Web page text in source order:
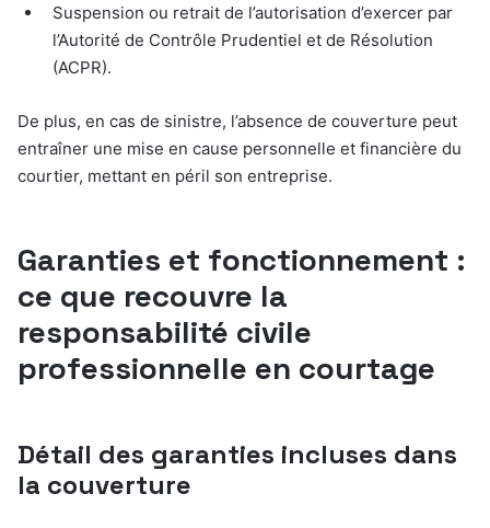
Suspension ou retrait de l’autorisation d’exercer par
l’Autorité de Contrôle Prudentiel et de Résolution
(ACPR).
De plus, en cas de sinistre, l’absence de couverture peut
entraîner une mise en cause personnelle et financière du
courtier, mettant en péril son entreprise.
Garanties et fonctionnement :
ce que recouvre la
responsabilité civile
professionnelle en courtage
Détail des garanties incluses dans
la couverture